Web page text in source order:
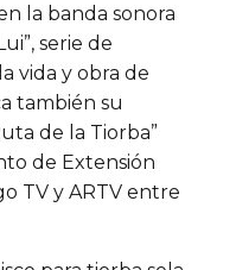
la banda sonora
serie de
vida y obra de
también su
de la Tiorba”
de Extensión
TV y ARTV entre